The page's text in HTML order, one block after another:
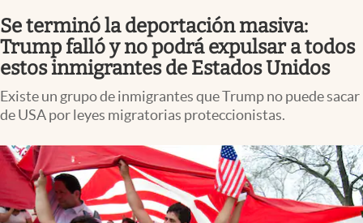
Espiritual
Streaming
PC y mobile
USA
Se terminó la deportación masiva:
Trump falló y no podrá expulsar a todos
estos inmigrantes de Estados Unidos
Existe un grupo de inmigrantes que Trump no puede sacar
de USA por leyes migratorias proteccionistas.